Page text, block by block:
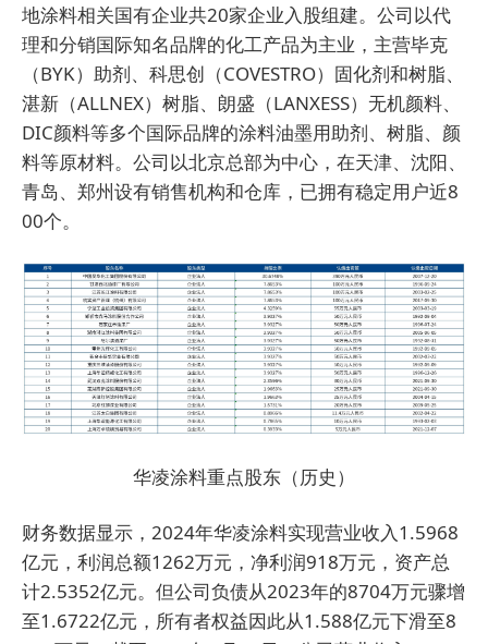
地涂料相关国有企业共20家企业入股组建。公司以代
理和分销国际知名品牌的化工产品为主业，主营毕克
（BYK）助剂、科思创（COVESTRO）固化剂和树脂、
湛新（ALLNEX）树脂、朗盛（LANXESS）无机颜料、
DIC颜料等多个国际品牌的涂料油墨用助剂、树脂、颜
料等原材料。公司以北京总部为中心，在天津、沈阳、
青岛、郑州设有销售机构和仓库，已拥有稳定用户近8
00个。
华凌涂料重点股东（历史）
财务数据显示，2024年华凌涂料实现营业收入1.5968
亿元，利润总额1262万元，净利润918万元，资产总
计2.5352亿元。但公司负债从2023年的8704万元骤增
至1.6722亿元，所有者权益因此从1.588亿元下滑至8